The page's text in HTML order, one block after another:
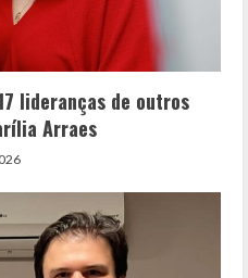
lideranças de outros
Arraes